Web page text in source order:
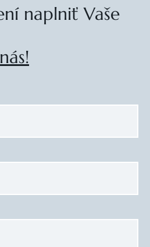
naplniť Vaše